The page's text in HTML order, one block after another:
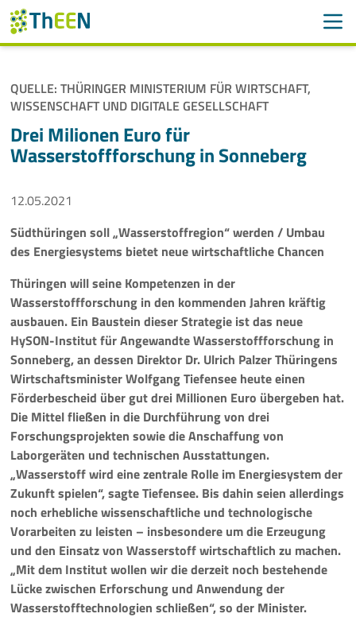
Navigation überspringen
ThEEN
Services
Aktivitäten
Veranstaltungen
Aktuelles
Meldungen
Pressemeldungen
Branchenmeldungen
Statements
Positionen
Jobs
Mediathek
Akkreditierung
QUELLE: THÜRINGER MINISTERIUM FÜR WIRTSCHAFT,
WISSENSCHAFT UND DIGITALE GESELLSCHAFT
Drei Milionen Euro für
Wasserstoffforschung in Sonneberg
12.05.2021
Südthüringen soll „Wasserstoffregion“ werden / Umbau
des Energiesystems bietet neue wirtschaftliche Chancen
Thüringen will seine Kompetenzen in der
Wasserstoffforschung in den kommenden Jahren kräftig
ausbauen. Ein Baustein dieser Strategie ist das neue
HySON-Institut für Angewandte Wasserstoffforschung in
Sonneberg, an dessen Direktor Dr. Ulrich Palzer Thüringens
Wirtschaftsminister Wolfgang Tiefensee heute einen
Förderbescheid über gut drei Millionen Euro übergeben hat.
Die Mittel fließen in die Durchführung von drei
Forschungsprojekten sowie die Anschaffung von
Laborgeräten und technischen Ausstattungen.
„Wasserstoff wird eine zentrale Rolle im Energiesystem der
Zukunft spielen“, sagte Tiefensee. Bis dahin seien allerdings
noch erhebliche wissenschaftliche und technologische
Vorarbeiten zu leisten – insbesondere um die Erzeugung
und den Einsatz von Wasserstoff wirtschaftlich zu machen.
„Mit dem Institut wollen wir die derzeit noch bestehende
Lücke zwischen Erforschung und Anwendung der
Wasserstofftechnologien schließen“, so der Minister.